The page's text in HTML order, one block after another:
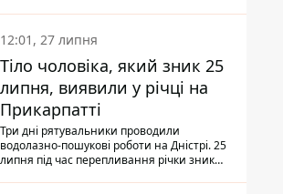
Також травми отримала водійка
автомобіля.
12:01, 27 липня
Тіло чоловіка, який зник 25
липня, виявили у річці на
Прикарпатті
Три дні рятувальники проводили
водолазно-пошукові роботи на Дністрі. 25
липня під час перепливання річки зник